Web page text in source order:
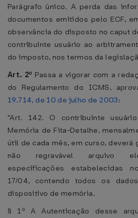
Parágrafo único. A perda das
documentos emitidos pelo ECF,
observância do disposto no caput
contribuinte usuário ao
do imposto, nos termos da
Art. 2º Passa a vigorar com a
do Regulamento do ICMS,
19.714, de 10 de julho de 2003:
"Art. 142. O contribuinte
Memória de Fita-Detalhe,
útil de cada mês, em curso, deverá
não regravável arquivo
especificações estabelecidas
17/04, contendo todos os
dispositivo de memória.
§ 1º A Autenticação desse